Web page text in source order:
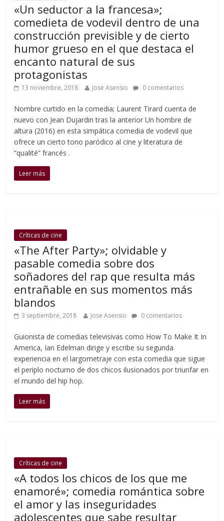
«Un seductor a la francesa»;
comedieta de vodevil dentro de una
construcción previsible y de cierto
humor grueso en el que destaca el
encanto natural de sus
protagonistas
13 noviembre, 2018 Jose Asensio 0 comentarios
Nombre curtido en la comedia; Laurent Tirard cuenta de
nuevo con Jean Dujardin tras la anterior Un hombre de
altura (2016) en esta simpática comedia de vodevil que
ofrece un cierto tono paródico al cine y literatura de
“qualité” francés .
Leer más
Críticas de cine
«The After Party»; olvidable y
pasable comedia sobre dos
soñadores del rap que resulta más
entrañable en sus momentos más
blandos
3 septiembre, 2018 Jose Asensio 0 comentarios
Guionista de comedias televisivas como How To Make It In
America, Ian Edelman dirige y escribe su segunda
experiencia en el largometraje con esta comedia que sigue
el periplo nocturno de dos chicos ilusionados por triunfar en
el mundo del hip hop.
Leer más
Críticas de cine
«A todos los chicos de los que me
enamoré»; comedia romántica sobre
el amor y las inseguridades
adolescentes que sabe resultar